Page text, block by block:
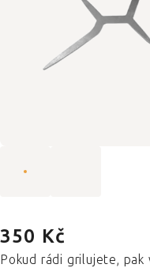
350 Kč
Pokud rádi grilujete,